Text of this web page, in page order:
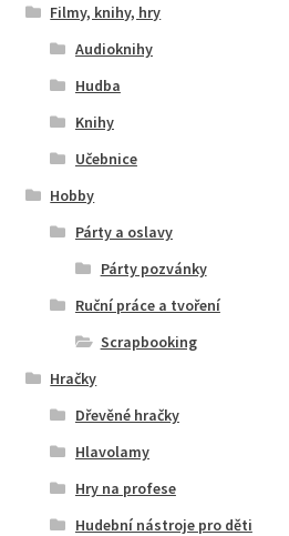
Filmy, knihy, hry
Audioknihy
Hudba
Knihy
Učebnice
Hobby
Párty a oslavy
Párty pozvánky
Ruční práce a tvoření
Scrapbooking
Hračky
Dřevěné hračky
Hlavolamy
Hry na profese
Hudební nástroje pro děti